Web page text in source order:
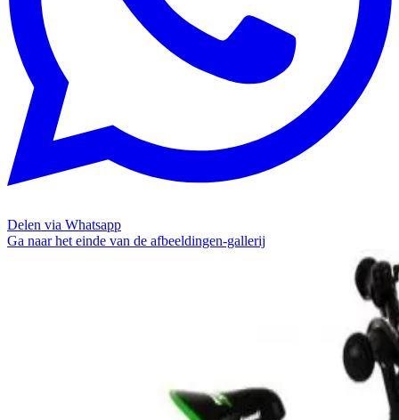
Delen via Whatsapp
Ga naar het einde van de afbeeldingen-gallerij